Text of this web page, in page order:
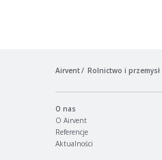
Airvent Rolnictwo i przemysł
O nas
O Airvent
Referencje
Aktualności